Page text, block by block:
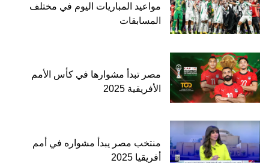
مواعيد المباريات اليوم في مختلف
المسابقات
مصر تبدأ مشوارها في كأس الأمم
الأفريقية 2025
منتخب مصر يبدأ مشواره في أمم
أفريقيا 2025